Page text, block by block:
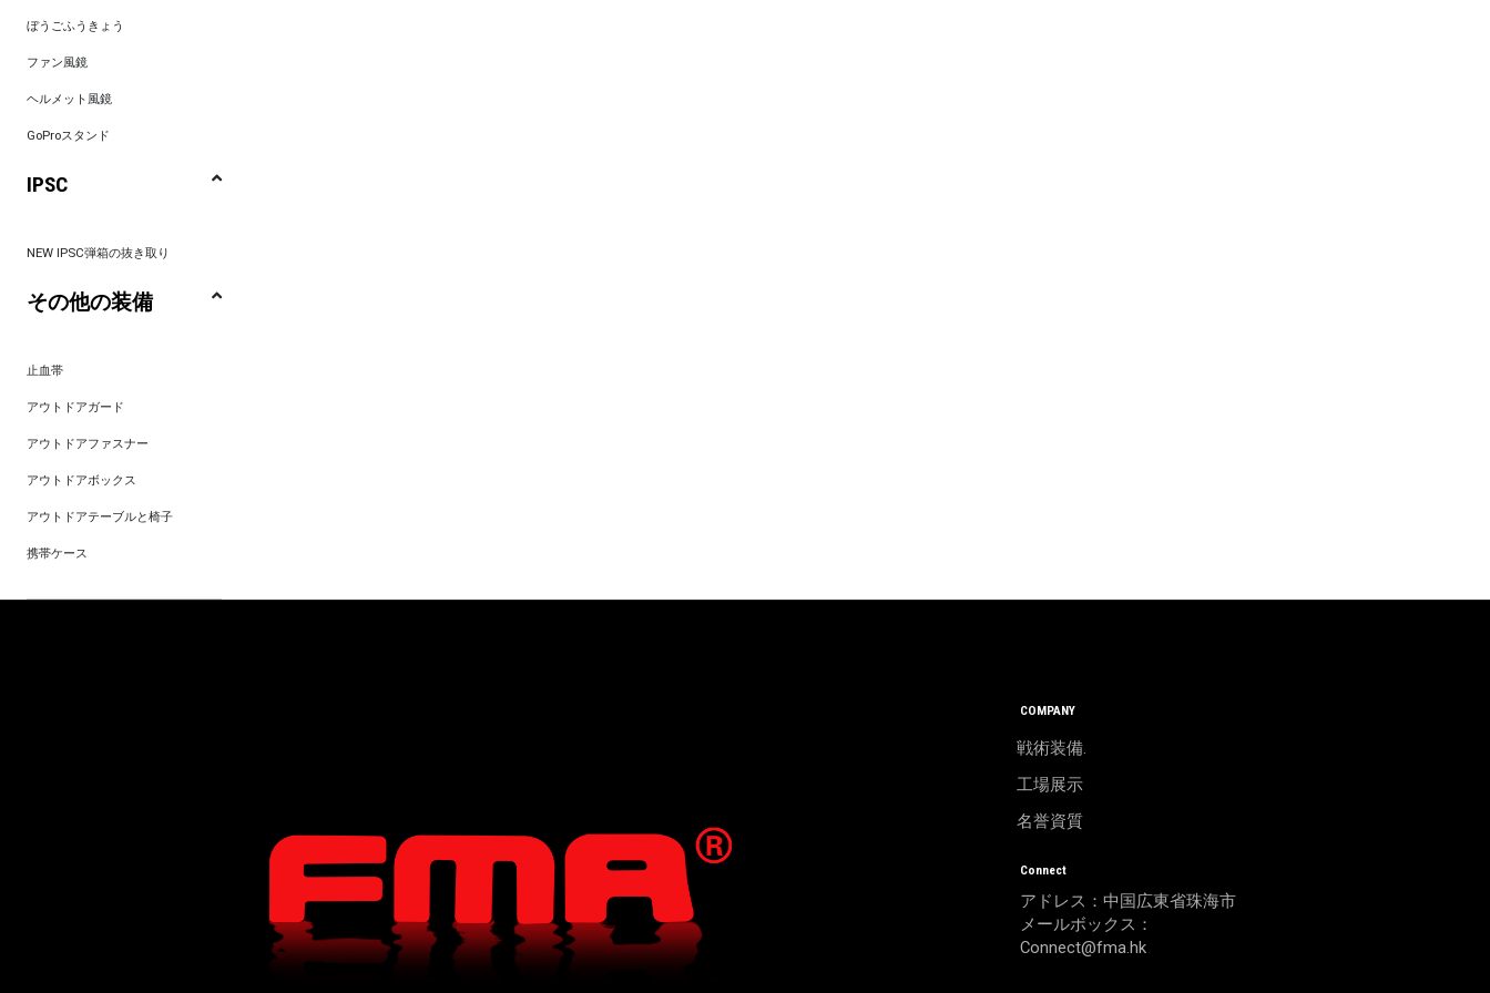
ぼうごふうきょう
ファン風鏡
ヘルメット風鏡
GoProスタンド
IPSC
NEW IPSC弾箱の抜き取り
その他の装備
止血帯
アウトドアガード
アウトドアファスナー
アウトドアボックス
アウトドアテーブルと椅子
携帯ケース
COMPANY
戦術装備.
工場展示
名誉資質
Connect
アドレス：中国広東省珠海市
メールボックス：
Connect@fma.hk